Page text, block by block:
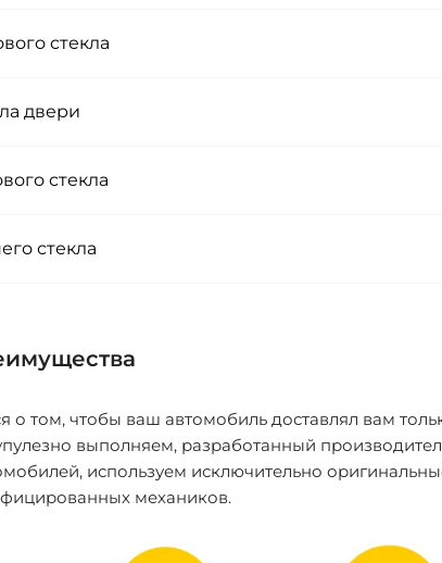
стекла
двери
стекла
стекла
о том, чтобы ваш автомобиль доставлял вам
выполняем, разработанный
используем исключительно
механиков.